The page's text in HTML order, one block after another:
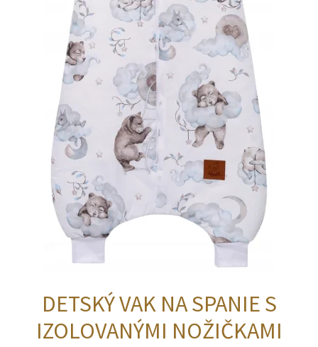
DETSKÝ VAK NA SPANIE S
IZOLOVANÝMI NOŽIČKAMI